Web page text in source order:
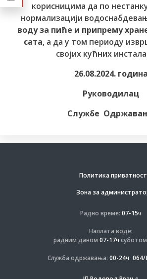
корисницима да по
нормализацији
воду за пиће и припрему
сата, а да у том периоду
својих кућних
26.08.2024. година
Руководилац
Службе
Политика
Зона за
Радно време: 07-15ч
Наплата воде:
радним даном 07-17ч суботом
Служба одржавања: 00-24ч 064/